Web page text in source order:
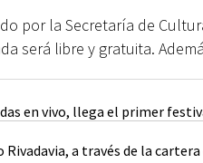
por la Secretaría de
será libre y gratuita.
a través de la